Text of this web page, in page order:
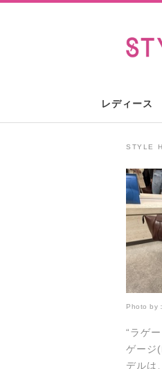
レディース
STYLE
Photo by：
“ラゲ
ゲージ
デルは